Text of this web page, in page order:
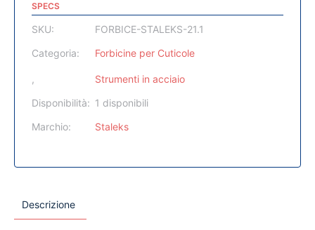
SPECS
SKU:
FORBICE-STALEKS-21.1
Categoria:
Forbicine per Cuticole
,
Strumenti in acciaio
Disponibilità: 1 disponibili
Marchio:
Staleks
Descrizione